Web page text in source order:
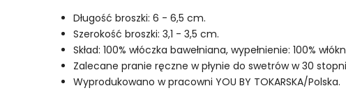
Długość broszki: 6 - 6,5 cm.
Szerokość broszki: 3,1 - 3,5 cm.
Skład: 100% włóczka bawełniana, wypełnienie: 100%
Zalecane pranie ręczne w płynie do swetrów w 30
Wyprodukowano w pracowni YOU BY TOKARSKA/Polska.